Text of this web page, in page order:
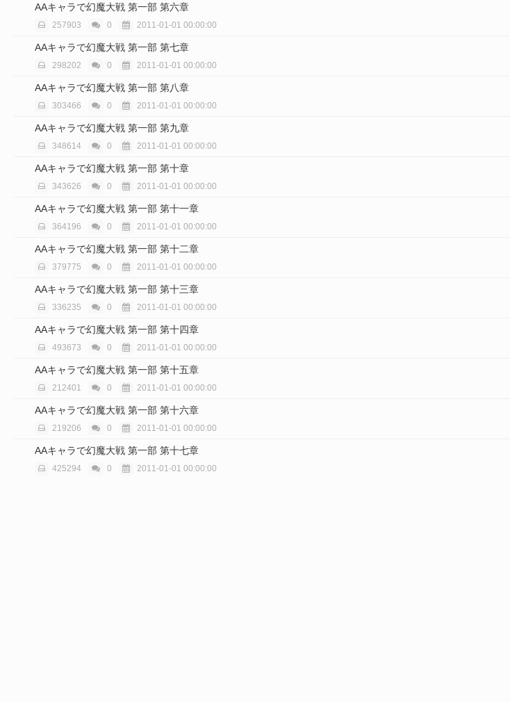
AAキャラで幻魔大戦 第一部 第六章
257903 0 2011-01-01 00:00:00
AAキャラで幻魔大戦 第一部 第七章
298202 0 2011-01-01 00:00:00
AAキャラで幻魔大戦 第一部 第八章
303466 0 2011-01-01 00:00:00
AAキャラで幻魔大戦 第一部 第九章
348614 0 2011-01-01 00:00:00
AAキャラで幻魔大戦 第一部 第十章
343626 0 2011-01-01 00:00:00
AAキャラで幻魔大戦 第一部 第十一章
364196 0 2011-01-01 00:00:00
AAキャラで幻魔大戦 第一部 第十二章
379775 0 2011-01-01 00:00:00
AAキャラで幻魔大戦 第一部 第十三章
336235 0 2011-01-01 00:00:00
AAキャラで幻魔大戦 第一部 第十四章
493673 0 2011-01-01 00:00:00
AAキャラで幻魔大戦 第一部 第十五章
212401 0 2011-01-01 00:00:00
AAキャラで幻魔大戦 第一部 第十六章
219206 0 2011-01-01 00:00:00
AAキャラで幻魔大戦 第一部 第十七章
425294 0 2011-01-01 00:00:00